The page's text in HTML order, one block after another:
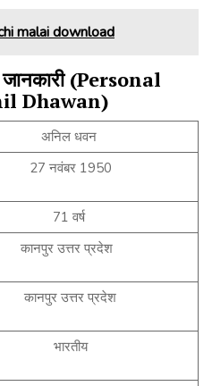
malai download
जानकारी(Personal
Dhawan)
अनिल धवन
27 नवंबर 1950
71 वर्ष
कानपुर उत्तर प्रदेश
कानपुर उत्तर प्रदेश
भारतीय